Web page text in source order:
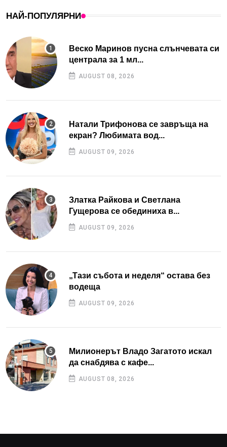
НАЙ-ПОПУЛЯРНИ
Веско Маринов пусна слънчевата си
централа за 1 мл...
AUGUST 08, 2026
Натали Трифонова се завръща на
екран? Любимата вод...
AUGUST 09, 2026
Златка Райкова и Светлана
Гущерова се обединиха в...
AUGUST 09, 2026
„Тази събота и неделя“ остава без
водеща
AUGUST 09, 2026
Милионерът Владо Загатото искал
да снабдява с кафе...
AUGUST 08, 2026